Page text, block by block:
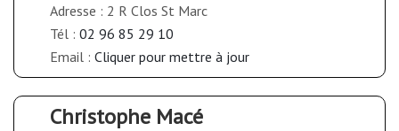
Adresse : 2 R Clos St Marc
Tél : 02 96 85 29 10
Email : Cliquer pour mettre à jour
Christophe Macé